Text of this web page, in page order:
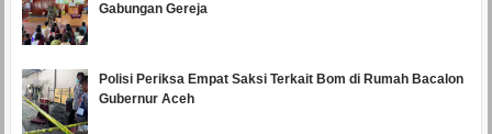
Gabungan Gereja
Polisi Periksa Empat Saksi Terkait Bom di Rumah Bacalon
Gubernur Aceh